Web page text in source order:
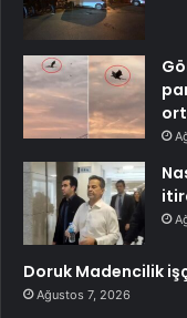
Doruk Madencilik
Ağustos 7, 2026